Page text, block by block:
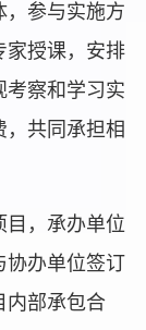
，参与实施方
家授课，安排
考察和学习实
共同承担相
目，承办单位
协办单位签订
内部承包合